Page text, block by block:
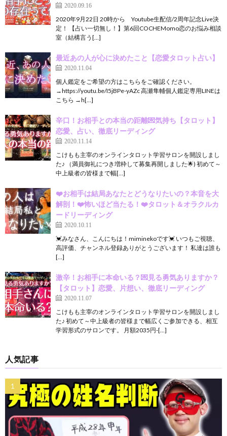
2020.09.16
2020年9月22日 20時から Youtube生配信/2周年記念Live決
定！ 【占い一切無し！】第6回COCHEMomo恋のお悩み相談
室（結構言う[…]
最近あの人が心に決めたこと【恋愛タロット占い】
2020.11.04
個人鑑定をご希望の方はこちらをご確認ください。
→https://youtu.be/I5jBPe-yAZc 高瀬隼輔個人鑑定専用LINEは
こちら →h[…]
辛口！お相手との本当の距離💌気持ち【タロット】
恋愛、占い、徹底リーディング
2020.11.14
こけもも主宰のオンラインタロット学習サロンを開設しまし
た♪ （満員御礼につき増枠して募集再開しました🌟) 初めて～
中上級者の皆様まで幅[…]
❤️お相手は結局あなたとどうなりたいの？本音を大
解剖！❤️怖いほど当たる！❤️タロット＆オラクルカ
ードリーディング
2020.10.11
💓みなさん、こんにちは！miminekoです💓 いつもご視聴、
高評価、チャンネル登録ありがとうございます！ 私達は誰も
[…]
激辛！お相手に本命いる？💌見る勇気ありますか？
【タロット】恋愛、片想い、徹底リーディング
2020.11.07
こけもも主宰のオンラインタロット学習サロンを開設しまし
た♪ 初めて～中上級者の皆様まで幅広くご参加できる、相互
学習形式のサロンです。 月額2035円-[…]
人気記事